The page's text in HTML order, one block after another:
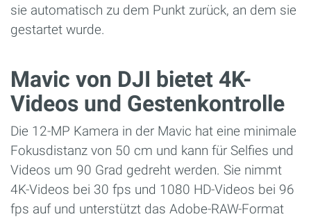
sie automatisch zu dem Punkt zurück, an dem sie
gestartet wurde.
Mavic von DJI bietet 4K-
Videos und Gestenkontrolle
Die 12-MP Kamera in der Mavic hat eine minimale
Fokusdistanz von 50 cm und kann für Selfies und
Videos um 90 Grad gedreht werden. Sie nimmt
4K-Videos bei 30 fps und 1080 HD-Videos bei 96
fps auf und unterstützt das Adobe-RAW-Format